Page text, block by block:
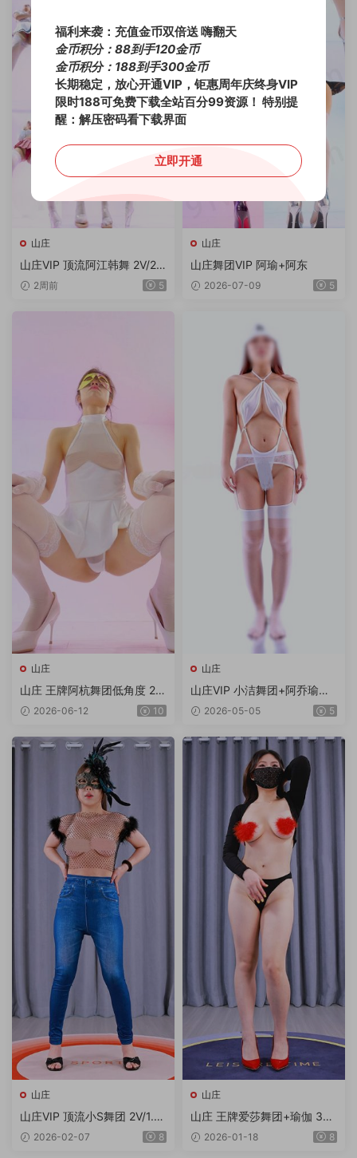
山庄
山庄VIP 顶流阿江韩舞 2V/2.0
9G/4K
2周前 5
山庄
山庄舞团VIP 阿瑜+阿东
2026-07-09 5
山庄
山庄 王牌阿杭舞团低角度 2V/
1.92G2026-06-12 10
山庄
山庄VIP 小洁舞团+阿乔瑜伽
合集 6V/6.99G/4K
2026-05-05 5
山庄
山庄VIP 顶流小S舞团 2V/1.7
3G/4K
2026-02-07 8
山庄
山庄 王牌爱莎舞团+瑜伽 3V
2.44G2026-01-18 8
福利来袭：充值金币双倍送 嗨翻天
金币积分：88到手120金币
金币积分：188到手300金币
长期稳定，放心开通VIP，钜惠周年庆终身VIP
限时188可免费下载全站百分99资源！ 特别提
醒：解压密码看下载界面
立即开通